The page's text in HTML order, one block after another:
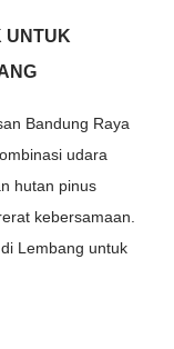
UNTUK
Bandung Raya
udara
hutan pinus
kebersamaan.
Lembang untuk